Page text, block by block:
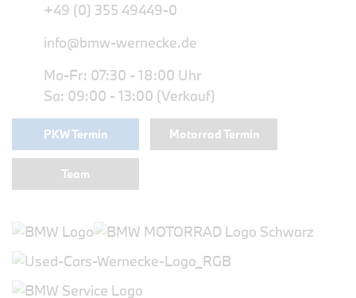
+49 (0) 355 49449-0
info@bmw-wernecke.de
Mo-Fr: 07:30 - 18:00 Uhr
Sa: 09:00 - 13:00 (Verkauf)
PKW Termin Motorrad Termin
Team